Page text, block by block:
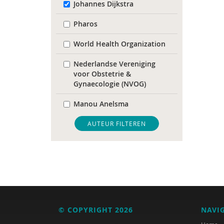
Johannes Dijkstra
Pharos
World Health Organization
Nederlandse Vereniging
voor Obstetrie &
Gynaecologie (NVOG)
Manou Anelsma
Phildy Asamoah
Mariam Badou
Dirck van Bekkum
AUTEUR FILTEREN
© COPYRIGHT 2026